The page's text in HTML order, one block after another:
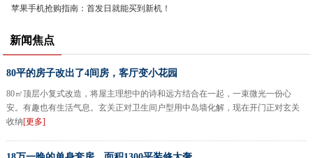
苹果手机抢购指南：首发日就能买到新机！
新闻焦点
80平的房子改出了4间房，客厅变小花园
80㎡顶层小复式改造，将屋主理想中的诗和远方结合在一起，一束微光一份心
安。有趣也有生活气息。玄关正对卫生间户型用中岛墙化解，现在开门正对玄关
收纳[更多]